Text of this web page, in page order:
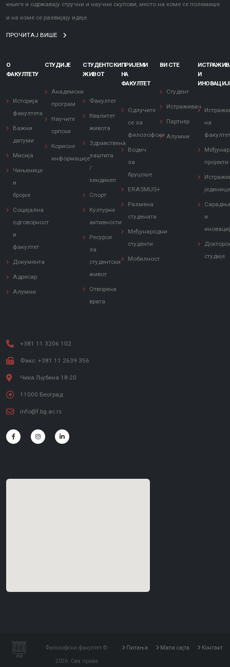
књиге и одржавају стручни и научни скупови, место на коме се полемише
и на коме се развијају идеје.
ПРОЧИТАЈ ВИШЕ
О
ФАКУЛТЕТУ
Историја
факултета
Важни
датуми
Мисија
Чињенице
и
бројке
Социјална
одговорност
и
факултет
Документа
Адресар
Алумни
СТУДИЈЕ
Академски
програм
Научите
српски
Корисне
информације
СТУДЕНТСКИ
ЖИВОТ
Факултет
Квалитет
живота
Здравствена
заштита
/
хендикеп
Спорт
Културне
активности
Ресурси
за
студентски
живот
Отворена
врата
ПРИЈЕМИ
НА
ФАКУЛТЕТ
Одлучите
се за
филозофски
Водич
за
бруцоше
ERASMUS+
Размена
студената
Међународни
студенти
Мобилност
ВИ СТЕ
Студент
Истраживач
Партнер
Алумни
И
на
пројекти
јединице
и
студије
+381 11 3206 102
Факс: +381 11 2639 356
Чика Љубина 18-20
11000 Београд
info@f.bg.ac.rs
Филозофски факултет ©
2026. Сва права
Питања Мапа сајта Контакт